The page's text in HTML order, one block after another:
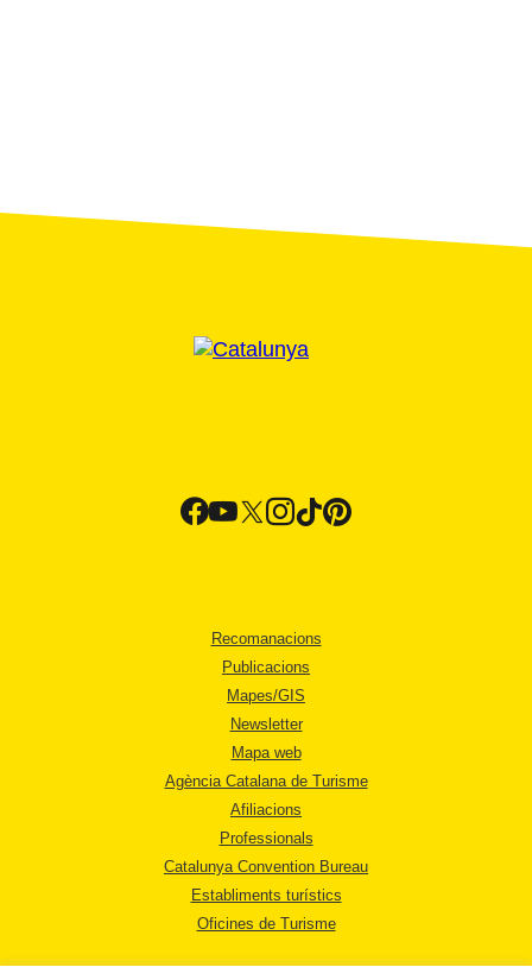
Recomanacions
Publicacions
Mapes/GIS
Newsletter
Mapa web
Agència Catalana de Turisme
Afiliacions
Professionals
Catalunya Convention Bureau
Establiments turístics
Oficines de Turisme